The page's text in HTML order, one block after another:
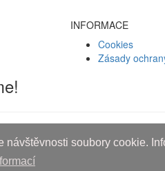
soubory cookie.
INFORMACE
Cookies
Zásady